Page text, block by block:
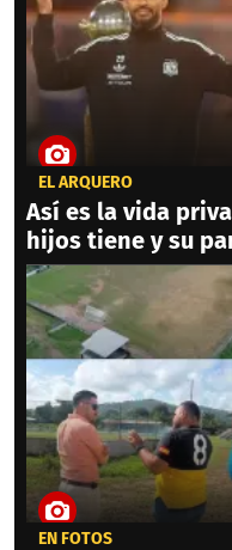
EL ARQUERO
Así es la vida
hijos tiene y su
EN FOTOS